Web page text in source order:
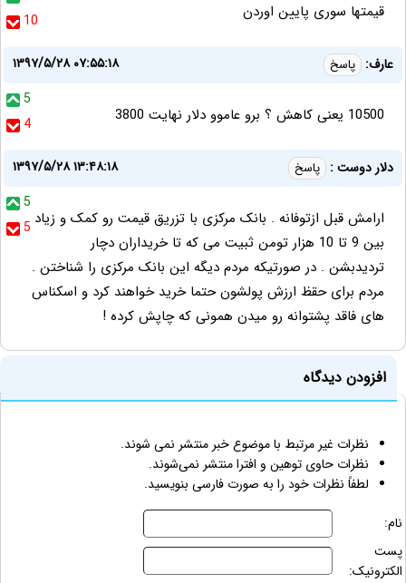
10
قیمتها سوری پایین اوردن
عارف: پاسخ
۱۳۹۷/۵/۲۸ ۰۷:۵۵:۱۸
5
4
10500 یعنی کاهش ؟ برو عاموو دلار نهایت 3800
دلار دوست : پاسخ
۱۳۹۷/۵/۲۸ ۱۳:۴۸:۱۸
5
5 ارامش قبل ازتوفانه . بانک مرکزی با تزریق قیمت رو کمک و زیاد
بین 9 تا 10 هزار تومن ثبیت می که تا خریداران دچار
تردیدبشن . در صورتیکه مردم دیگه این بانک مرکزی را شناختن .
مردم برای حقظ ارزش پولشون حتما خرید خواهند کرد و اسکناس
های فاقد پشتوانه رو میدن همونی که چاپش کرده !
افزودن دیدگاه
نظرات غیر مرتبط با موضوع خبر منتشر نمی شوند.
نظرات حاوی توهین و افترا منتشر نمی‌شوند.
لطفاً نظرات خود را به صورت فارسی بنویسید.
نام:
پست
الکترونیک: